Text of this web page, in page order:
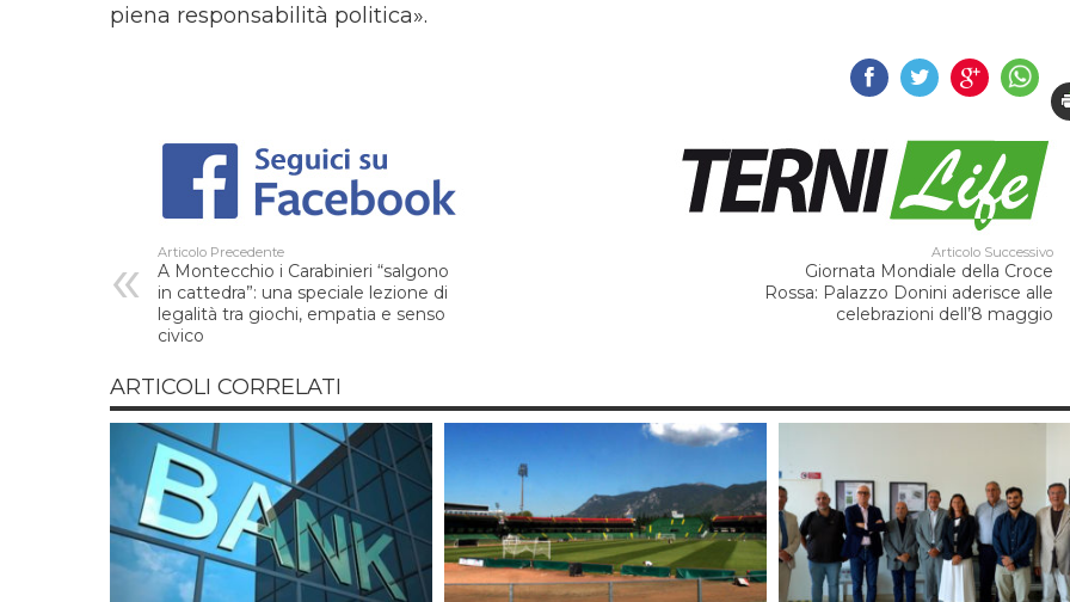
piena responsabilità politica».
Articolo Precedente
A Montecchio i Carabinieri “salgono
in cattedra”: una speciale lezione di
legalità tra giochi, empatia e senso
civico
Articolo Successivo
Giornata Mondiale della Croce
Rossa: Palazzo Donini aderisce alle
celebrazioni dell’8 maggio
ARTICOLI CORRELATI